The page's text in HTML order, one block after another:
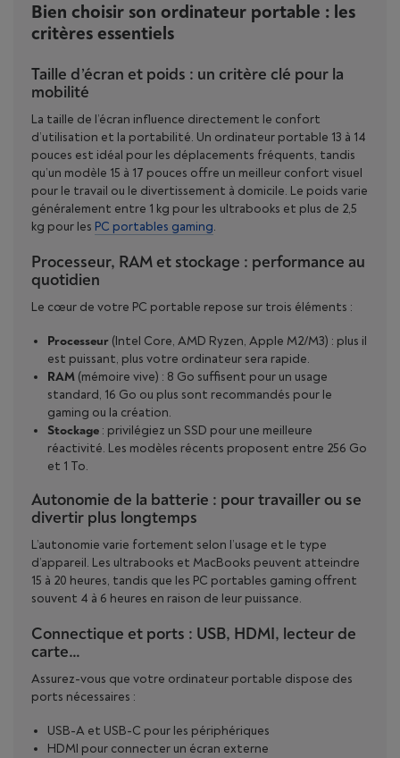
Bien choisir son ordinateur portable : les
critères essentiels
Taille d’écran et poids : un critère clé pour la
mobilité
La taille de l’écran influence directement le confort
d’utilisation et la portabilité. Un ordinateur portable 13 à 14
pouces est idéal pour les déplacements fréquents, tandis
qu’un modèle 15 à 17 pouces offre un meilleur confort visuel
pour le travail ou le divertissement à domicile. Le poids varie
généralement entre 1 kg pour les ultrabooks et plus de 2,5
kg pour les PC portables gaming.
Processeur, RAM et stockage : performance au
quotidien
Le cœur de votre PC portable repose sur trois éléments :
Processeur (Intel Core, AMD Ryzen, Apple M2/M3) : plus il
est puissant, plus votre ordinateur sera rapide.
RAM (mémoire vive) : 8 Go suffisent pour un usage
standard, 16 Go ou plus sont recommandés pour le
gaming ou la création.
Stockage : privilégiez un SSD pour une meilleure
réactivité. Les modèles récents proposent entre 256 Go
et 1 To.
Autonomie de la batterie : pour travailler ou se
divertir plus longtemps
L’autonomie varie fortement selon l’usage et le type
d’appareil. Les ultrabooks et MacBooks peuvent atteindre
15 à 20 heures, tandis que les PC portables gaming offrent
souvent 4 à 6 heures en raison de leur puissance.
Connectique et ports : USB, HDMI, lecteur de
carte…
Assurez-vous que votre ordinateur portable dispose des
ports nécessaires :
USB-A et USB-C pour les périphériques
HDMI pour connecter un écran externe